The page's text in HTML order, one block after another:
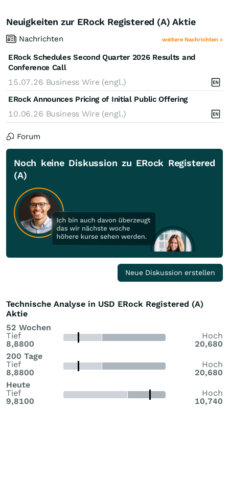
Neuigkeiten zur ERock Registered (A) Aktie
Nachrichten weitere Nachrichten »
ERock Schedules Second Quarter 2026 Results and
Conference Call
15.07.26 Business Wire (engl.)
ERock Announces Pricing of Initial Public Offering
10.06.26 Business Wire (engl.)
Forum
Noch keine Diskussion zu ERock Registered
(A)
Neue Diskussion erstellen
Technische Analyse in USD ERock Registered (A)
Aktie
52 Wochen
Tief
8,8800
Hoch
20,680
200 Tage
Tief
8,8800
Hoch
20,680
Heute
Tief
9,8100
Hoch
10,740